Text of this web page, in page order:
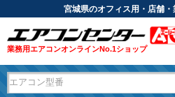
宮城県のオフィス用・店舗
業務用エアコンオンラインNo.1ショップ